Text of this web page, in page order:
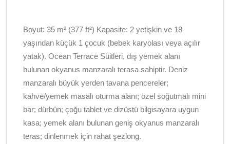
Boyut: 35 m² (377 ft²) Kapasite: 2 yetişkin ve 18
yaşından küçük 1 çocuk (bebek karyolası veya açılır
yatak). Ocean Terrace Süitleri, dış yemek alanı
bulunan okyanus manzaralı terasa sahiptir. Deniz
manzaralı büyük yerden tavana pencereler;
kahve/yemek masalı oturma alanı; özel soğutmalı mini
bar; dürbün; çoğu tablet ve dizüstü bilgisayara uygun
kasa; yemek alanı bulunan geniş okyanus manzaralı
teras; dinlenmek için rahat şezlong.